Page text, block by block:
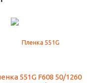
551G F608 50/1260